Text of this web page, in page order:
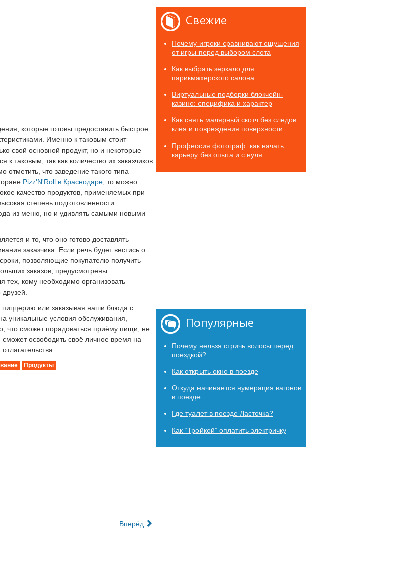
которые готовы предоставить быстрое
Именно к таковым стоит
свой основной продукт, но и некоторые
таковым, так как количество их заказчиков
отметить, что заведение такого типа
Pizz'N'Roll в Краснодаре , то можно
качество продуктов, применяемых при
степень подготовленности
из меню, но и удивлять самыми новыми
и то, что оно готово доставлять
заказчика. Если речь будет вестись о
позволяющие покупателю получить
заказов, предусмотрены
тех, кому необходимо организовать
пиццерию или заказывая наши блюда с
уникальные условия обслуживания,
что сможет порадоваться приёму пищи, не
освободить своё личное время на
Продукты
Вперёд
Свежие
Почему игроки сравнивают ощущения
от игры перед выбором слота
Как выбрать зеркало для
парикмахерского салона
Виртуальные подборки блокчейн-
казино: специфика и характер
Как снять малярный скотч без следов
клея и повреждения поверхности
Профессия фотограф: как начать
карьеру без опыта и с нуля
Популярные
Почему нельзя стричь волосы перед
поездкой?
Как​ ​открыть​ ​окно​ ​в​ ​поезде
Откуда начинается нумерация вагонов
в поезде
Где туалет в поезде Ласточка?
Как “Тройкой” оплатить электричку